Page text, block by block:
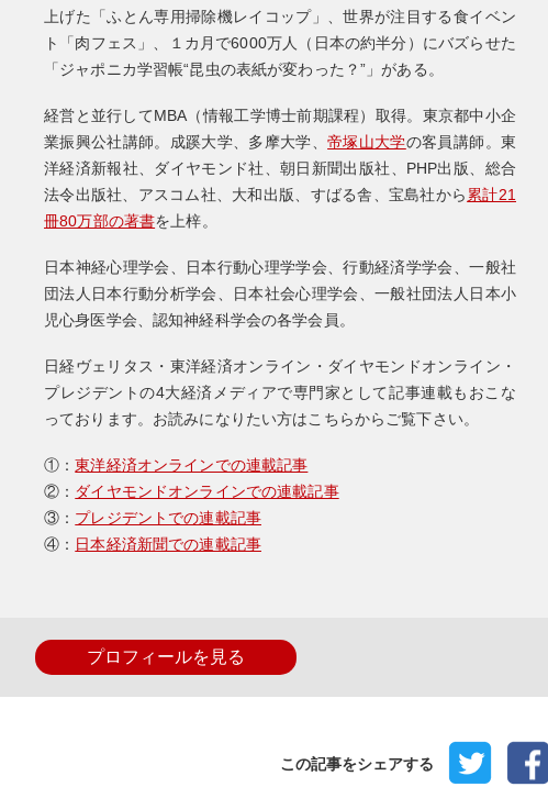
上げた「ふとん専用掃除機レイコップ」、世界が注目する食イベン
ト「肉フェス」、１カ月で6000万人（日本の約半分）にバズらせた
「ジャポニカ学習帳“昆虫の表紙が変わった？”」がある。
経営と並行してMBA（情報工学博士前期課程）取得。東京都中小企
業振興公社講師。成蹊大学、多摩大学、帝塚山大学の客員講師。東
洋経済新報社、ダイヤモンド社、朝日新聞出版社、PHP出版、総合
法令出版社、アスコム社、大和出版、すばる舎、宝島社から 累計21
冊80万部の著書を上梓。
日本神経心理学会、日本行動心理学学会、行動経済学学会、一般社
団法人日本行動分析学会、日本社会心理学会、一般社団法人日本小
児心身医学会、認知神経科学会の各学会員。
日経ヴェリタス・東洋経済オンライン・ダイヤモンドオンライン・
プレジデントの4大経済メディアで専門家として記事連載もおこな
っております。お読みになりたい方はこちらからご覧下さい。
①：東洋経済オンラインでの連載記事
②： ダイヤモンドオンラインでの連載記事
③： プレジデントでの連載記事
④： 日本経済新聞での連載記事
プロフィールを見る
この記事をシェアする